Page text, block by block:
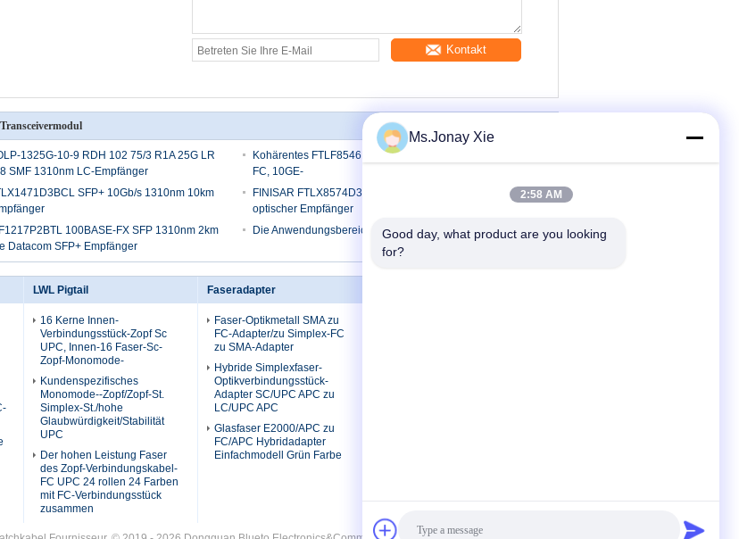
Kontakt
1325G-10-9 RDH 102 75/3 R1A 25G LR
SMF 1310nm LC-Empfänger
Kohärentes FTLF8546P5BCV 850NM OXIDE VCSEL, 16X
FC, 10GE-
SFP+ 10Gb/s 1310nm 10km
FINISAR FTLX8574D3BTL 10G SFP+ SR 850nm 300m
optischer Empfänger
100BASE-FX SFP 1310nm 2km
Datacom SFP+ Empfänger
Die Anwendungsbereiche sind folgende:
LWL Pigtail
16 Kerne Innen-
Verbindungsstück-Zopf Sc
UPC, Innen-16 Faser-Sc-
Zopf-Monomode-
Kundenspezifisches
Monomode--Zopf/Zopf-St.
Simplex-St./hohe
Glaubwürdigkeit/Stabilität
UPC
Der hohen Leistung Faser
des Zopf-Verbindungskabel-
FC UPC 24 rollen 24 Farben
mit FC-Verbindungsstück
zusammen
Faseradapter
Faser-Optikmetall SMA zu
FC-Adapter/zu Simplex-FC
zu SMA-Adapter
Hybride Simplexfaser-
Optikverbindungsstück-
Adapter SC/UPC APC zu
LC/UPC APC
Glasfaser E2000/APC zu
FC/APC Hybridadapter
Einfachmodell Grün Farbe
Ms.Jonay Xie
2:58 AM
Good day, what product are you looking
for?